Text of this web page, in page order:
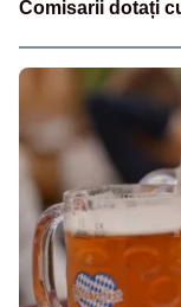
Comisarii dotați